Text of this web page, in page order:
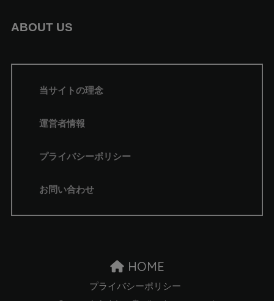
ABOUT US
当サイトの理念
運営者情報
プライバシーポリシー
お問い合わせ
HOME
プライバシーポリシー